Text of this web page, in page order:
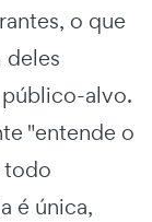
o que
deles
alvo.
"entende o
todo
é única,